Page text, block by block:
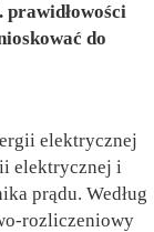
prawidłowości
do
elektrycznej
elektrycznej i
prądu. Według
rozliczeniowy